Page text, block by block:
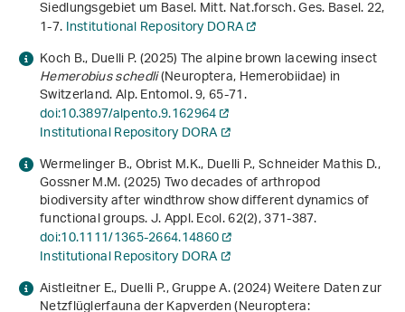
Siedlungsgebiet um Basel. Mitt. Nat.forsch. Ges. Basel.22,
1-7.Institutional Repository DORA
Koch B., Duelli P. (2025) The alpine brown lacewing insect
Hemerobius schedli(Neuroptera, Hemerobiidae) in
Switzerland. Alp. Entomol.9, 65-71.
doi:10.3897/alpento.9.162964
Institutional Repository DORA
Wermelinger B., Obrist M.K., Duelli P., Schneider Mathis D.,
Gossner M.M. (2025) Two decades of arthropod
biodiversity after windthrow show different dynamics of
functional groups. J. Appl. Ecol.62(2), 371-387.
doi:10.1111/1365-2664.14860
Institutional Repository DORA
Aistleitner E., Duelli P., Gruppe A. (2024) Weitere Daten zur